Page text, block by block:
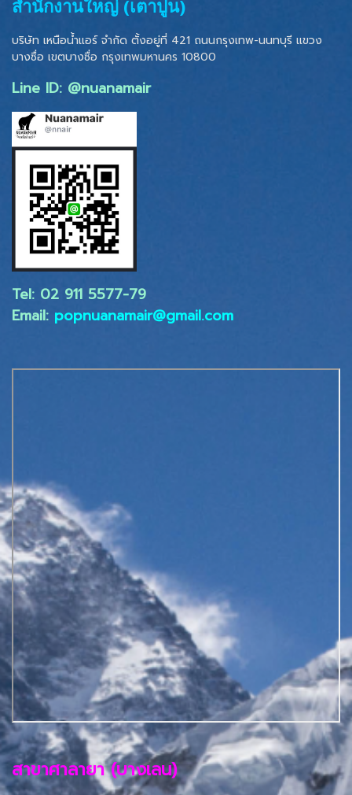
สำนักงานใหญ่ (เตาปูน)
บริษัท เหนือน้ำแอร์ จำกัด ตั้งอยู่ที่ 421 ถนนกรุงเทพ-นนทบุรี แขวง
บางซื่อ เขตบางซื่อ กรุงเทพมหานคร 10800
Line ID: @nuanamair
Tel: 02 ​911 5577-79
Email: popnuanamair@gmail.com
สาขาศาลายา (บางเลน)